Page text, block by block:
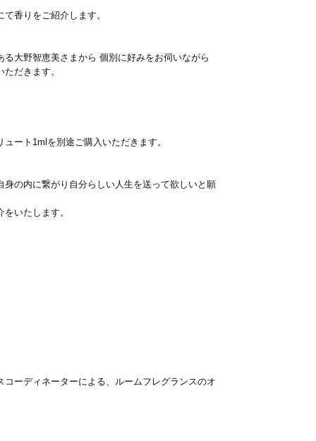
香りをご紹介します。
大野智恵美さまから 個別に好みをお伺いながら
だきます。
ート1mlを別途ご購入いただきます。
の内に繋がり自分らしい人生を送って欲しいと願
いたします。
ーディネーターによる、ルームフレグランスのオ